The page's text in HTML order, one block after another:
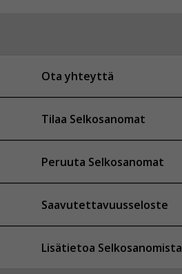
Ota yhteyttä
Tilaa Selkosanomat
Peruuta Selkosanomat
Saavutettavuusseloste
Lisätietoa Selkosanomista